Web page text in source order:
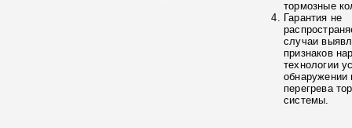
тормозные
Гарантия не
случаи
признаков
технологии
обнаружении
перегрева
системы.